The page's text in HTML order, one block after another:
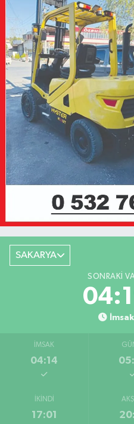
SAKARYA
SONRAKI
İMSAK
04:14
İKINDI
17:01